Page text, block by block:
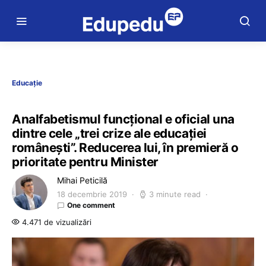
Educație
Analfabetismul funcțional e oficial una
dintre cele „trei crize ale educației
românești”. Reducerea lui, în premieră o
prioritate pentru Minister
Mihai Peticilă
18 decembrie 2019 3 minute read
One comment
4.471 de vizualizări